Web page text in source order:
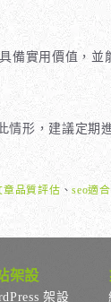
實用價值，
形，建議定
章品質評估 、seo適
架設
架設